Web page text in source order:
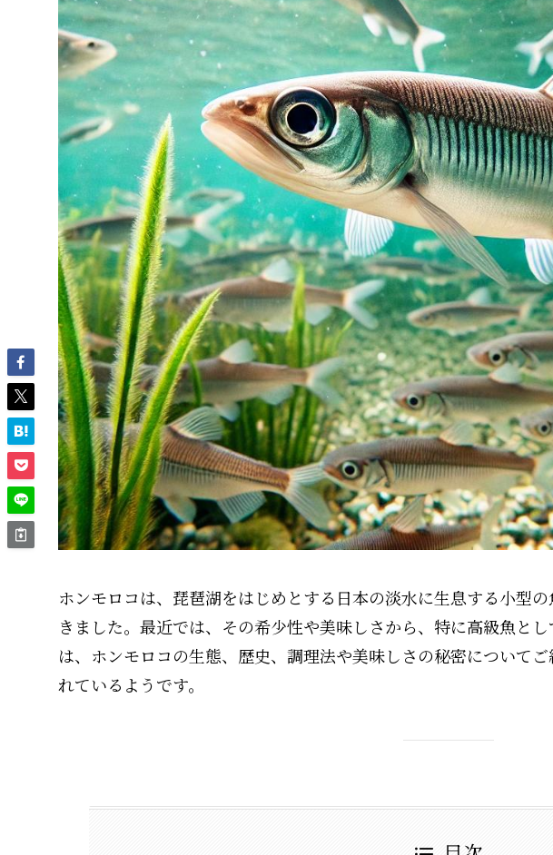
ホンモロコは、琵琶湖をはじめとする日本の淡水に生息する小型
きました。最近では、その希少性や美味しさから、特に高級魚と
は、ホンモロコの生態、歴史、調理法や美味しさの秘密について
れているようです。